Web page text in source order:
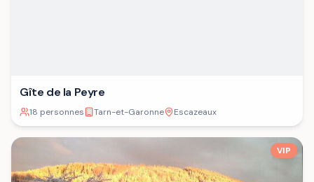
Gîte de la Peyre
18 personnes Tarn-et-Garonne Escazeaux
VIP